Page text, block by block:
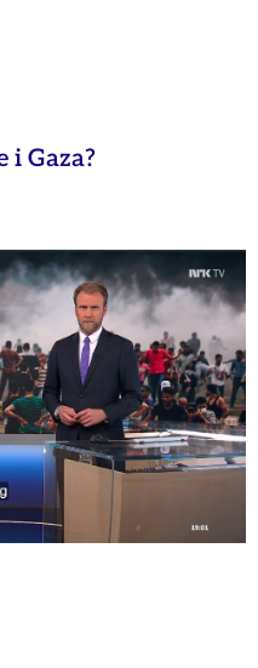
i Gaza?